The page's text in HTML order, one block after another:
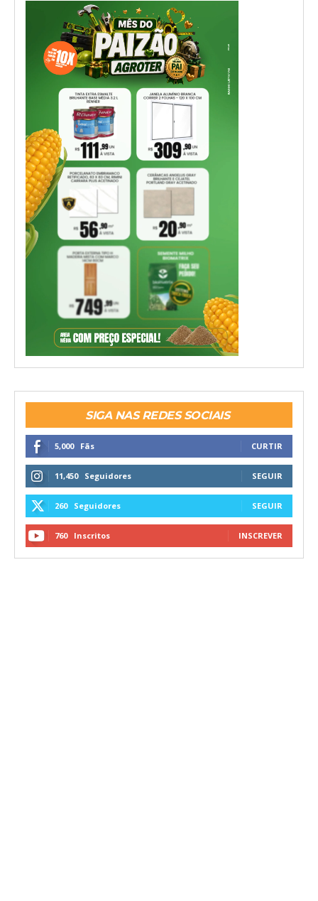
SIGA NAS REDES SOCIAIS
5,000 Fãs CURTIR
11,450 Seguidores SEGUIR
260 Seguidores SEGUIR
760 Inscritos INSCREVER